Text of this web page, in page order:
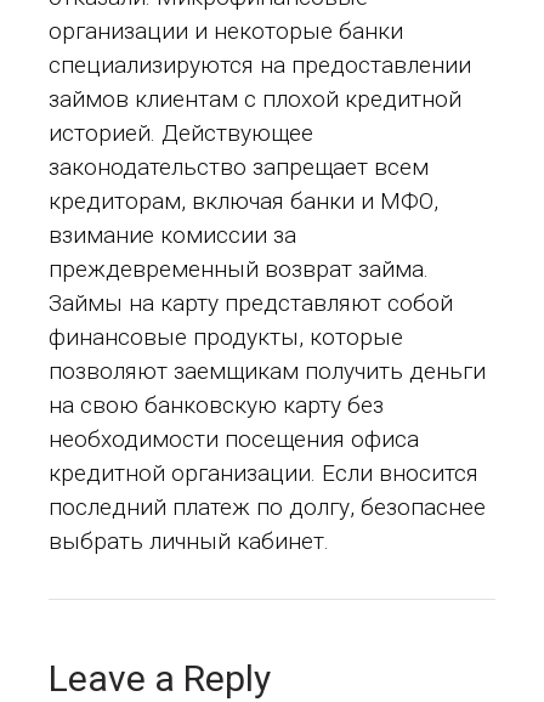
организации и некоторые банки
специализируются на предоставлении
займов клиентам с плохой кредитной
историей. Действующее
законодательство запрещает всем
кредиторам, включая банки и МФО,
взимание комиссии за
преждевременный возврат займа.
Займы на карту представляют собой
финансовые продукты, которые
позволяют заемщикам получить деньги
на свою банковскую карту без
необходимости посещения офиса
кредитной организации. Если вносится
последний платеж по долгу, безопаснее
выбрать личный кабинет.
Leave a Reply